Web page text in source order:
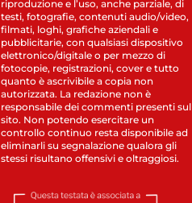
riproduzione e l’uso, anche parziale, di
testi, fotografie, contenuti audio/video,
filmati, loghi, grafiche aziendali e
pubblicitarie, con qualsiasi dispositivo
elettronico/digitale o per mezzo di
fotocopie, registrazioni, cover e tutto
quanto è ascrivibile a copia non
autorizzata. La redazione non è
responsabile dei commenti presenti sul
sito. Non potendo esercitare un
controllo continuo resta disponibile ad
eliminarli su segnalazione qualora gli
stessi risultano offensivi e oltraggiosi.